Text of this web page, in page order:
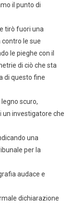
il punto di
tirò fuori una
le sue
le pieghe con il
di ciò che sta
di questo fine
scuro,
un investigatore che
una
per la
audace e
dichiarazione